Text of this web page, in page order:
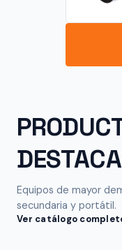
Equipos de mayor
secundaria y portátil.
Ver catálogo